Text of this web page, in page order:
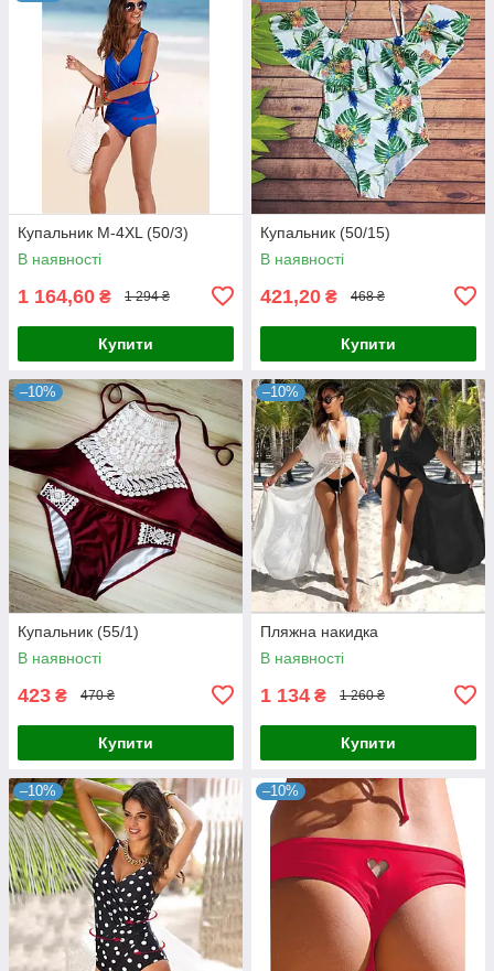
Купальник М-4XL (50/3)
В наявності
1 164,60 ₴ 1 294 ₴
Купити
Купальник (50/15)
В наявності
421,20 ₴ 468 ₴
Купити
–10%
Купальник (55/1)
В наявності
423 ₴ 470 ₴
Купити
–10%
Пляжна накидка
В наявності
1 134 ₴ 1 260 ₴
Купити
–10% –10%